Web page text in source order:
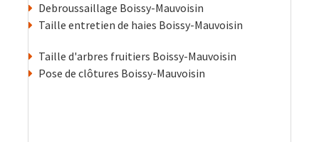
Debroussaillage Boissy-Mauvoisin
Taille entretien de haies Boissy-Mauvoisin
Taille d'arbres fruitiers Boissy-Mauvoisin
Pose de clôtures Boissy-Mauvoisin